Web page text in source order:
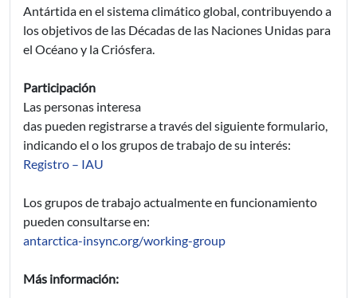
Antártida en el sistema climático global, contribuyendo a
los objetivos de las Décadas de las Naciones Unidas para
el Océano y la Criósfera.
Participación
Las personas interesa
das pueden registrarse a través del siguiente formulario,
indicando el o los grupos de trabajo de su interés:
Registro – IAU
Los grupos de trabajo actualmente en funcionamiento
pueden consultarse en:
antarctica-insync.org/working-group
Más información: